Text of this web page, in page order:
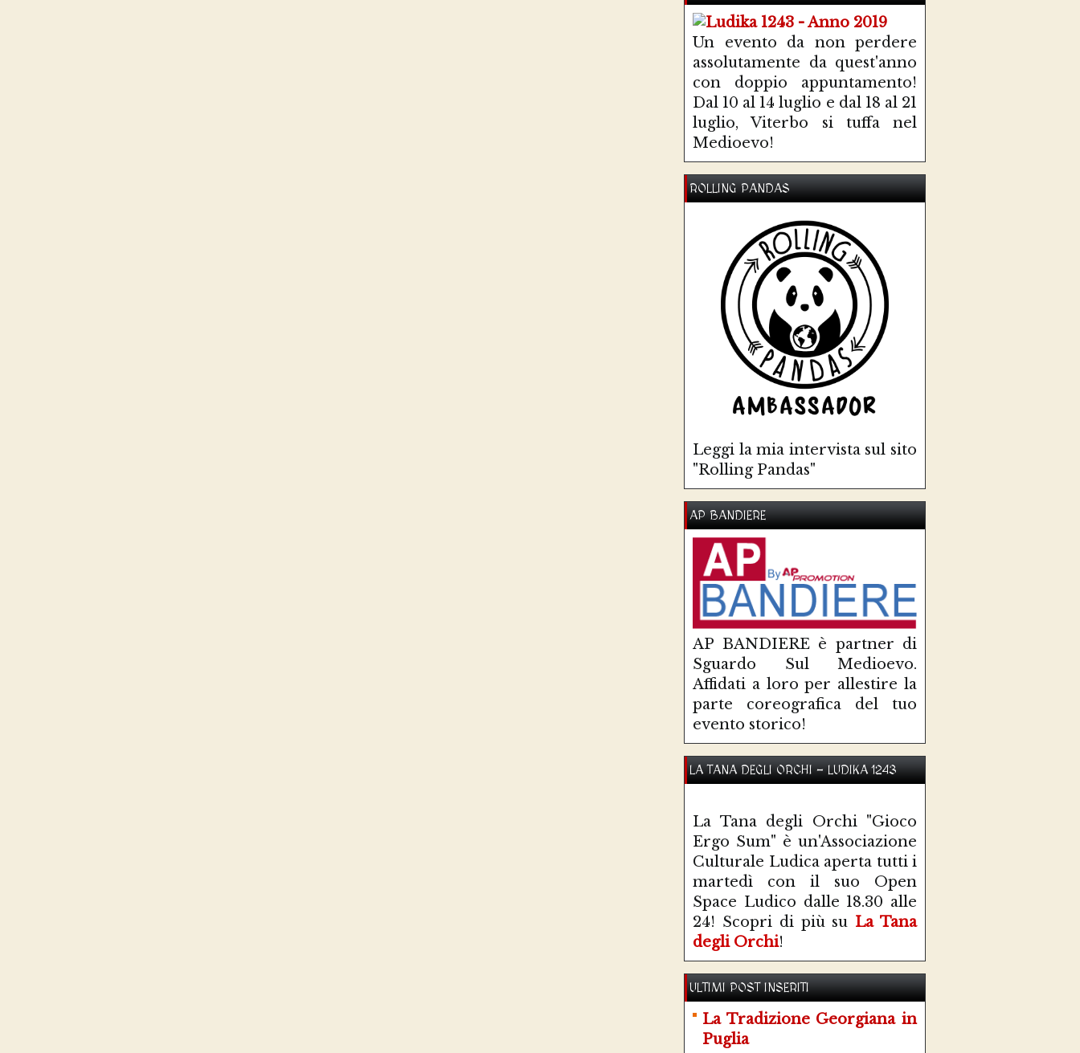
Un evento da non perdere
assolutamente da quest'anno
con doppio appuntamento!
Dal 10 al 14 luglio e dal 18 al 21
luglio, Viterbo si tuffa nel
Medioevo!
ROLLING PANDAS
Leggi la mia intervista sul sito
"Rolling Pandas"
AP BANDIERE
AP BANDIERE è partner di
Sguardo Sul Medioevo.
Affidati a loro per allestire la
parte coreografica del tuo
evento storico!
LA TANA DEGLI ORCHI - LUDIKA 1243
La Tana degli Orchi "Gioco
Ergo Sum" è un'Associazione
Culturale Ludica aperta tutti i
martedì con il suo Open
Space Ludico dalle 18.30 alle
24! Scopri di più su La Tana
degli Orchi!
ULTIMI POST INSERITI
La Tradizione Georgiana in
Puglia